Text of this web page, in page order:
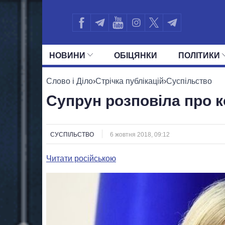
НОВИНИ ОБIЦЯНКИ ПОЛIТИКИ
УСІ ПОЛІТИКИ ПРЕЗИДЕНТ І ОФІС
Слово і Діло›Стрічка публікацій›Суспільство
Супрун розповіла про
СУСПІЛЬСТВО 6 жовтня 2018, 09:12
Читати російською